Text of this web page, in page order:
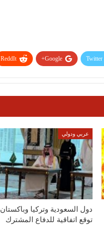
Twitter
Google+
ReddIt
عربي ودولي
دول السعودية وتركيا وباكستان
توقع اتفاقية للدفاع المشترك